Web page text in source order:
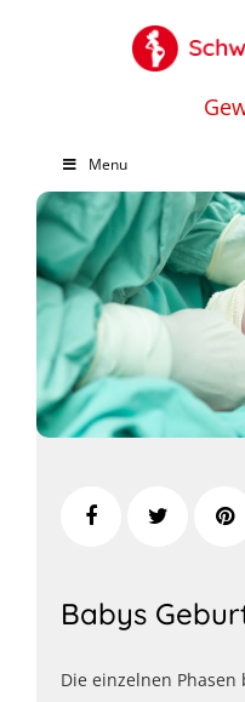
Menu
Babys
Die einzelnen Phasen